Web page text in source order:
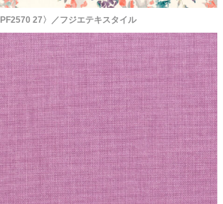
27〉／フジエテキスタイル